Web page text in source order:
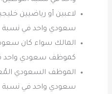
لاعبين أو رياضيين
سعودي واحد في نسبة
المالك سواء كان
كموظف سعودي واحد
الموظف السعودي
سعودي واحد في نسبة